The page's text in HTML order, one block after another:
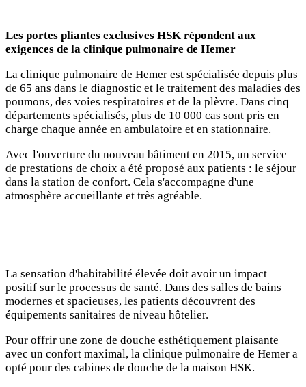
Les portes pliantes exclusives HSK répondent aux
exigences de la clinique pulmonaire de Hemer
La clinique pulmonaire de Hemer est spécialisée depuis plus
de 65 ans dans le diagnostic et le traitement des maladies des
poumons, des voies respiratoires et de la plèvre. Dans cinq
départements spécialisés, plus de 10 000 cas sont pris en
charge chaque année en ambulatoire et en stationnaire.
Avec l'ouverture du nouveau bâtiment en 2015, un service
de prestations de choix a été proposé aux patients : le séjour
dans la station de confort. Cela s'accompagne d'une
atmosphère accueillante et très agréable.
La sensation d'habitabilité élevée doit avoir un impact
positif sur le processus de santé. Dans des salles de bains
modernes et spacieuses, les patients découvrent des
équipements sanitaires de niveau hôtelier.
Pour offrir une zone de douche esthétiquement plaisante
avec un confort maximal, la clinique pulmonaire de Hemer a
opté pour des cabines de douche de la maison HSK.